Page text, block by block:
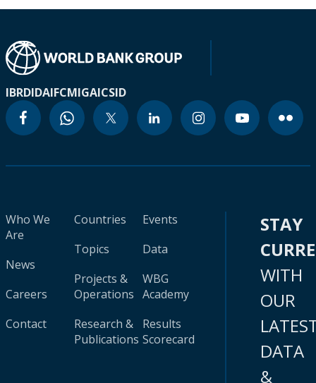
IBRDIDAIFCMIGAICSID
Who We
Are
News
Careers
Contact
Countries
Topics
Projects &
Operations
Research &
Publications
Events
Data
WBG
Academy
Results
Scorecard
STAY
WITH
OUR
DATA
&